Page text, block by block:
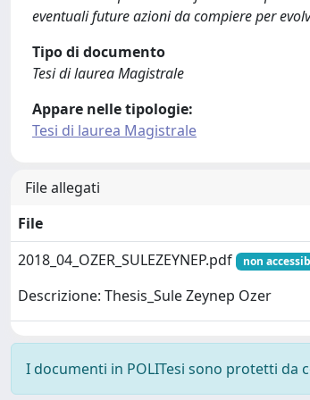
eventuali future azioni da compiere per
Tipo di documento
Tesi di laurea Magistrale
Appare nelle tipologie:
Tesi di laurea Magistrale
File allegati
File
2018_04_OZER_SULEZEYNEP.pdf
non
Descrizione: Thesis_Sule Zeynep Ozer
I documenti in POLITesi sono protetti